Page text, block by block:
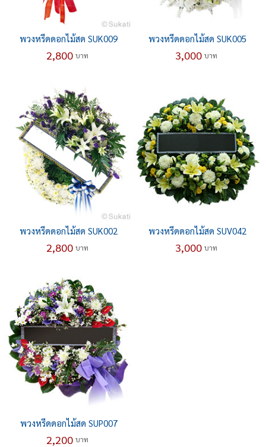
พวงหรีดดอกไม้สด SUK009
2,800 บาท
พวงหรีดดอกไม้สด SUK005
3,000 บาท
พวงหรีดดอกไม้สด SUK002
2,800 บาท
พวงหรีดดอกไม้สด SUV042
3,000 บาท
พวงหรีดดอกไม้สด SUP007
2,200 บาท